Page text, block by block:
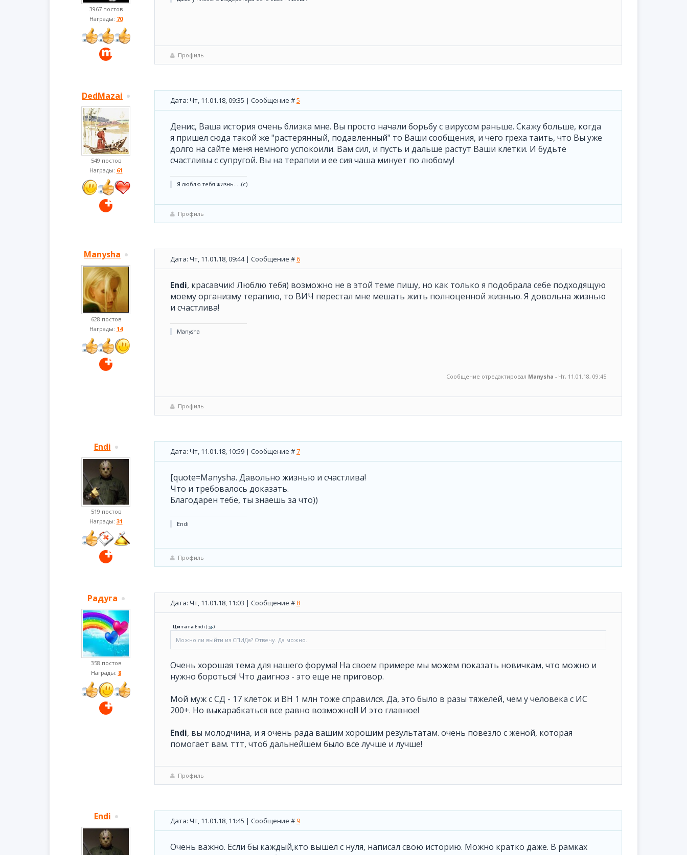
3967 постов
Награды: 70
Профиль
DedMazai
549 постов
Награды: 61
Дата: Чт, 11.01.18, 09:35 | Сообщение #5
Денис, Ваша история очень близка мне. Вы просто начали борьбу с вирусом раньше. Скажу больше, когда
я пришел сюда такой же "растерянный, подавленный" то Ваши сообщения, и чего греха таить, что Вы уже
долго на сайте меня немного успокоили. Вам сил, и пусть и дальше растут Ваши клетки. И будьте
счастливы с супругой. Вы на терапии и ее сия чаша минует по любому!
Я люблю тебя жизнь.....(с)
Профиль
Manysha
628 постов
Награды: 14
Дата: Чт, 11.01.18, 09:44 | Сообщение #6
Endi, красавчик! Люблю тебя) возможно не в этой теме пишу, но как только я подобрала себе подходящую
моему организму терапию, то ВИЧ перестал мне мешать жить полноценной жизнью. Я довольна жизнью
и счастлива!
Manysha
Сообщение отредактировал Manysha - Чт, 11.01.18, 09:45
Профиль
Endi
519 постов
Награды: 31
Дата: Чт, 11.01.18, 10:59 | Сообщение #7
[quote=Manysha. Давольно жизнью и счастлива!
Что и требовалось доказать.
Благодарен тебе, ты знаешь за что))
Endi
Профиль
Радуга
358 постов
Награды: 8
Дата: Чт, 11.01.18, 11:03 | Сообщение # 8
Цитата Endi ( )
Можно ли выйти из СПИДа? Отвечу. Да можно.
Очень хорошая тема для нашего форума! На своем примере мы можем показать новичкам, что можно и
нужно бороться! Что даигноз - это еще не приговор.
Мой муж с СД - 17 клеток и ВН 1 млн тоже справился. Да, это было в разы тяжелей, чем у человека с ИС
200+. Но выкарабкаться все равно возможно!!! И это главное!
Endi, вы молодчина, и я очень рада вашим хорошим результатам. очень повезло с женой, которая
помогает вам. ттт, чтоб дальнейшем было все лучше и лучше!
Профиль
Endi Дата: Чт, 11.01.18, 11:45 | Сообщение #9
Очень важно. Если бы каждый,кто вышел с нуля, написал свою историю. Можно кратко даже. В рамках